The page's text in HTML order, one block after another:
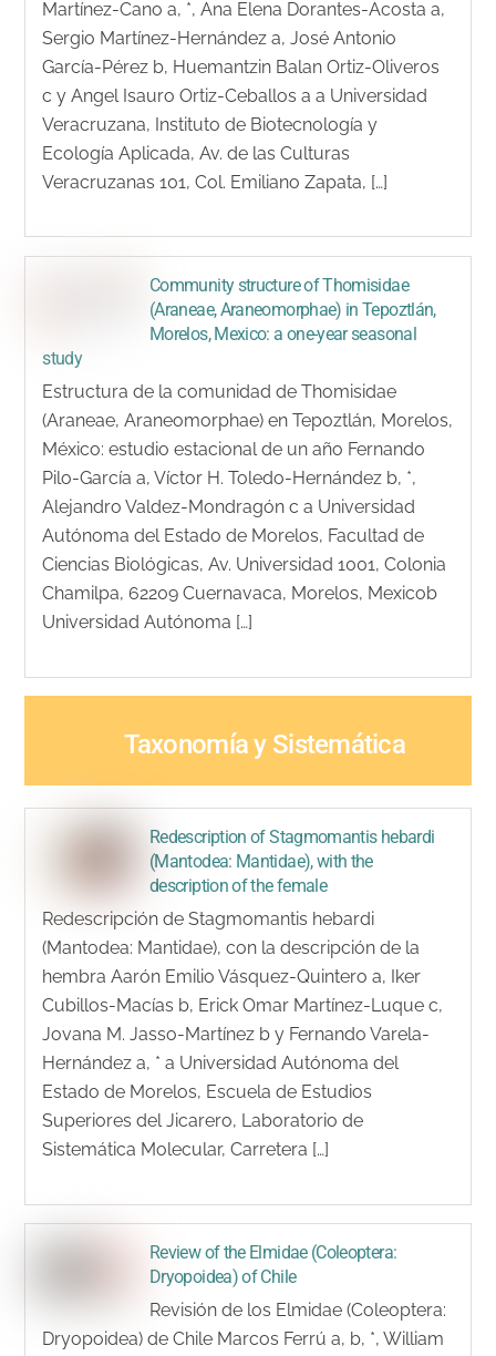
Martínez-Cano a, *, Ana Elena Dorantes-Acosta a,
Sergio Martínez-Hernández a, José Antonio
García-Pérez b, Huemantzin Balan Ortiz-Oliveros
c y Angel Isauro Ortiz-Ceballos a a Universidad
Veracruzana, Instituto de Biotecnología y
Ecología Aplicada, Av. de las Culturas
Veracruzanas 101, Col. Emiliano Zapata, […]
Community structure of Thomisidae
(Araneae, Araneomorphae) in Tepoztlán,
Morelos, Mexico: a one-year seasonal
study
Estructura de la comunidad de Thomisidae
(Araneae, Araneomorphae) en Tepoztlán, Morelos,
México: estudio estacional de un año Fernando
Pilo-García a, Víctor H. Toledo-Hernández b, *,
Alejandro Valdez-Mondragón c a Universidad
Autónoma del Estado de Morelos, Facultad de
Ciencias Biológicas, Av. Universidad 1001, Colonia
Chamilpa, 62209 Cuernavaca, Morelos, Mexicob
Universidad Autónoma […]
Taxonomía y Sistemática
Redescription of Stagmomantis hebardi
(Mantodea: Mantidae), with the
description of the female
Redescripción de Stagmomantis hebardi
(Mantodea: Mantidae), con la descripción de la
hembra Aarón Emilio Vásquez-Quintero a, Iker
Cubillos-Macías b, Erick Omar Martínez-Luque c,
Jovana M. Jasso-Martínez b y Fernando Varela-
Hernández a, * a Universidad Autónoma del
Estado de Morelos, Escuela de Estudios
Superiores del Jicarero, Laboratorio de
Sistemática Molecular, Carretera […]
Review of the Elmidae (Coleoptera:
Dryopoidea) of Chile
Revisión de los Elmidae (Coleoptera:
Dryopoidea) de Chile Marcos Ferrú a, b, *, William